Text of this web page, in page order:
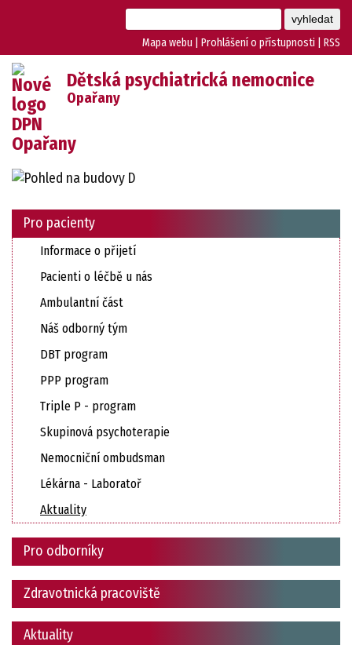
Mapa webu Prohlášení o přístupnosti RSS
Dětská psychiatrická nemocnice
Opařany
Pro pacienty
Informace o přijetí
Pacienti o léčbě u nás
Ambulantní část
Náš odborný tým
DBT program
PPP program
Triple P - program
Skupinová psychoterapie
Nemocniční ombudsman
Lékárna - Laboratoř
Aktuality
Pro odborníky
Zdravotnická pracoviště
Aktuality